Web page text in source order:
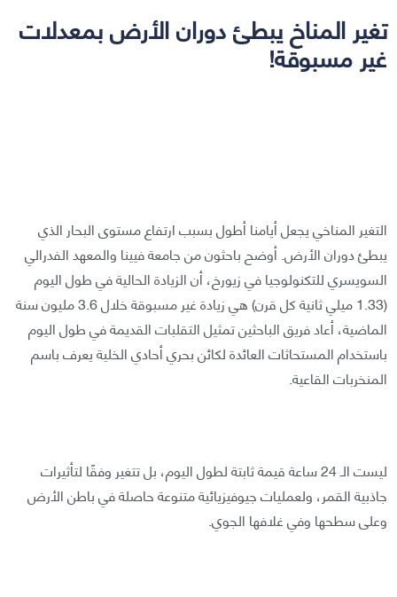
تغير المناخ يبطئ دوران الأرض بمعدلات
غير مسبوقة!
التغير المناخي يجعل أيامنا أطول بسبب ارتفاع مستوى البحار الذي
يبطئ دوران الأرض. أوضح باحثون من جامعة فيينا والمعهد الفدرالي
السويسري للتكنولوجيا في زيورخ، أن الزيادة الحالية في طول اليوم
(1.33 ميلي ثانية كل قرن) هي زيادة غير مسبوقة خلال 3.6 مليون سنة
الماضية، أعاد فريق الباحثين تمثيل التقلبات القديمة في طول اليوم
باستخدام المستحاثات العائدة لكائن بحري أحادي الخلية يعرف باسم
المنخربات القاعية.
ليست الـ 24 ساعة قيمة ثابتة لطول اليوم، بل تتغير وفقًا لتأثيرات
جاذبية القمر، ولعمليات جيوفيزيائية متنوعة حاصلة في باطن الأرض
وعلى سطحها وفي غلافها الجوي.